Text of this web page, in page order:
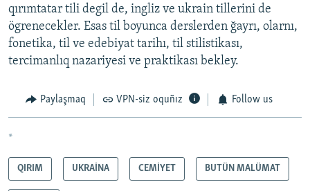
qırımtatar tili degil de, ingliz ve ukrain tillerini de
ögrenecekler. Esas til boyunca derslerden ğayrı, olarnı,
fonetika, til ve edebiyat tarihı, til stilistikası,
tercimanlıq nazariyesi ve praktikası bekley.
Paylaşmaq VPN-siz oquñız Follow us
*
QIRIM UKRAİNA CEMİYET BUTÜN MALÜMAT